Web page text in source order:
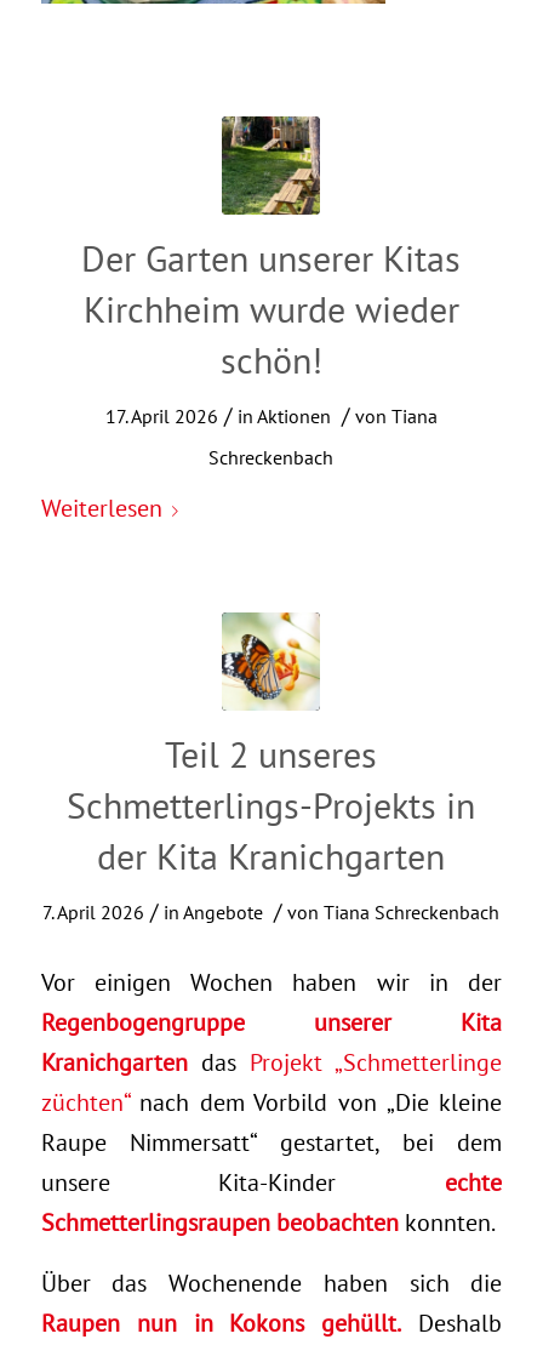
Der Garten unserer Kitas
Kirchheim wurde wieder
schön!
17. April 2026 / in Aktionen / von Tiana
Schreckenbach
Weiterlesen
Teil 2 unseres
Schmetterlings-Projekts in
der Kita Kranichgarten
7. April 2026 / inAngebote / vonTiana Schreckenbach
Vor einigen Wochen haben wir in der
Regenbogengruppe unserer Kita
Kranichgartendas Projekt „Schmetterlinge
züchten“nach dem Vorbild von „Die kleine
Raupe Nimmersatt“ gestartet, bei dem
unsere Kita-Kinder echte
Schmetterlingsraupen beobachtenkonnten.
Über das Wochenende haben sich die
Raupen nun in Kokons gehüllt. Deshalb